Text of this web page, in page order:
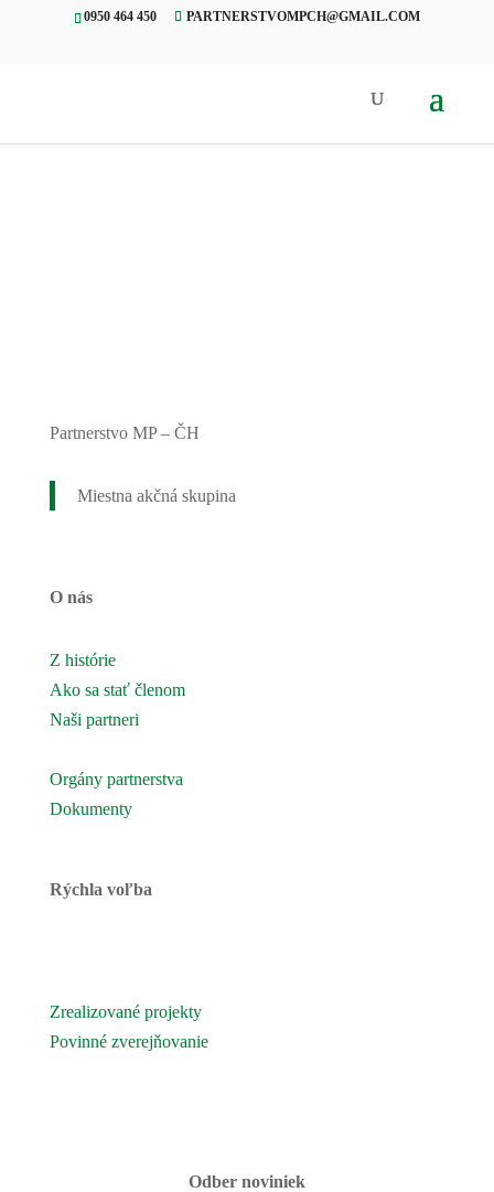
0950 464 450 PARTNERSTVOMPCH@GMAIL.COM
Partnerstvo MP – ČH
Miestna akčná skupina
O nás
Z histórie
Ako sa stať členom
Naši partneri
Orgány partnerstva
Dokumenty
Rýchla voľba
Zrealizované projekty
Povinné zverejňovanie
Odber noviniek